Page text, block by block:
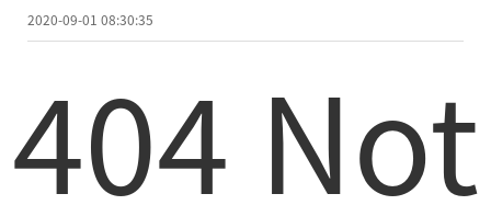
新需求、科技服务机构等科技创新资源。与
赋能的形式，为试验区初创企业提供线上展
示和精准对接渠道。(记者：叶青)
责任编辑：kj005
2020-09-01 08:30:35
404 Not